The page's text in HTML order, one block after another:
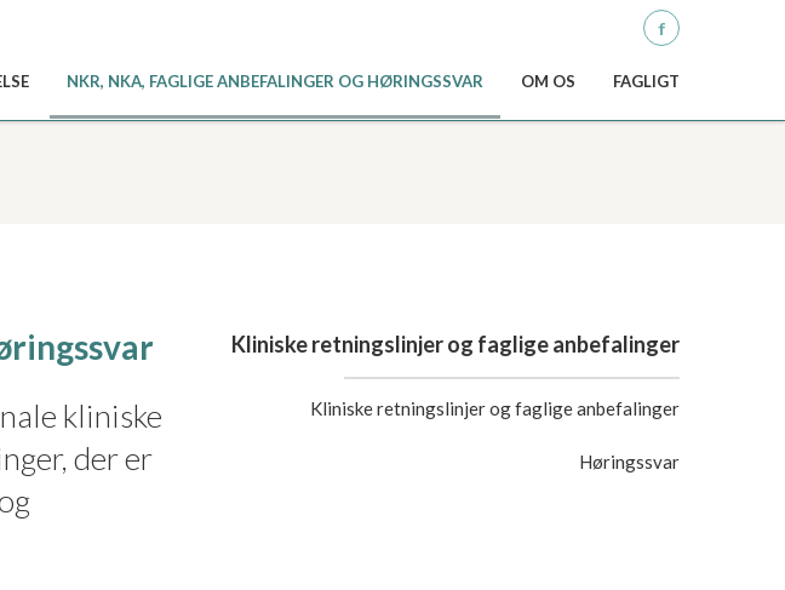
NKR, NKA, FAGLIGE ANBEFALINGER OG HØRINGSSVAR OM OS FAGLIGT
Q
kliniske
der er
Kliniske retningslinjer og faglige anbefalinger
Kliniske retningslinjer og faglige anbefalinger
Høringssvar